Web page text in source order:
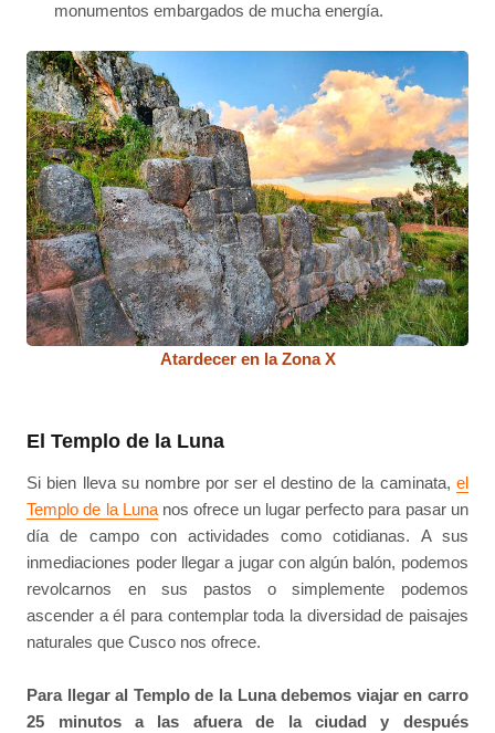
monumentos embargados de mucha energía.
Atardecer en la Zona X
El Templo de la Luna
Si bien lleva su nombre por ser el destino de la caminata, el
Templo de la Lunanos ofrece un lugar perfecto para pasar un
día de campo con actividades como cotidianas. A sus
inmediaciones poder llegar a jugar con algún balón, podemos
revolcarnos en sus pastos o simplemente podemos
ascender a él para contemplar toda la diversidad de paisajes
naturales que Cusco nos ofrece.
Para llegar al Templo de la Luna debemos viajar en carro
25 minutos a las afuera de la ciudad y después